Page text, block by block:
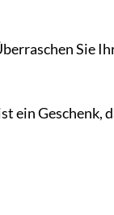
Sie
ein Geschenk,